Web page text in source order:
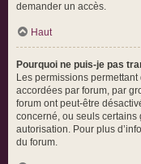
demander un accès.
Haut
Pourquoi ne puis-je pas
Les permissions
accordées par forum, par
forum ont peut-être
concerné, ou seuls certains
autorisation. Pour plus
du forum.